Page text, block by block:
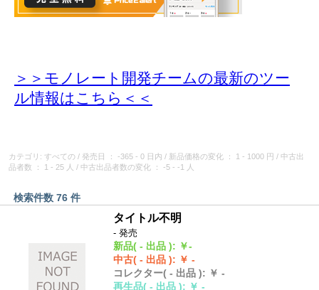
＞＞モノレート開発チームの最新のツー
ル情報はこちら＜＜
カテゴリ: すべての / 発売日 ： -365 - 0 日内 / 新品価格の変化 ： 1 - 1000 円 / 中古出
品者数
： 1 - 25 人 / 中古出品者数の変化 ： -5 - -1 人
検索件数 76 件
タイトル不明
- 発売
新品( - 出品 ): ￥-
中古( - 出品 ): ￥ -
コレクター( - 出品 ): ￥ -
再生品( - 出品 ): ￥ -